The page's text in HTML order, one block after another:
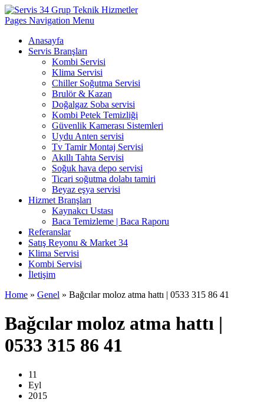
Pages Navigation Menu
Anasayfa
Servis Branşları
Kombi Servisi
Klima Servisi
Chiller Soğutma Servisi
Brulör & Kazan
Doğalgaz Soba servisi
Kombi Petek Temizliği
Güvenlik Kamerası Sistemleri
Uydu Anten servisi
Tv Tamir Montaj Servisi
Akıllı Tahta Servisi
Soğuk hava depo servisi
Ticari soğutma dolabı tamiri
Beyaz eşya servisi
Hizmet Branşları
Kaynakcı Ustası
Baca Temizleme | Baca Raporu
Referanslar
Satış Reyonu & Market 34
Klima Servisi
Kombi Servisi
İletişim
Home » Genel » Bağcılar moloz atma hattı | 0533 315 86 41
Bağcılar moloz atma hattı |
0533 315 86 41
11
Eyl
2015